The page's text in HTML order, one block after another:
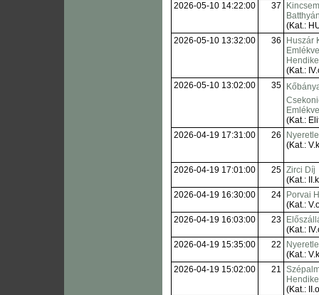
2026-05-10 14:22:00
37
(Kat.:
2026-05-10 13:32:00
36
Huszár
(Kat.:
2026-05-10 13:02:00
35
(Kat.:
2026-04-19 17:31:00
26
(Kat.:
2026-04-19 17:01:00 25 Zirci Díj
(Kat.:
2026-04-19 16:30:00
24
Porvai
(Kat.:
2026-04-19 16:03:00
23
(Kat.:
2026-04-19 15:35:00
22
(Kat.:
2026-04-19 15:02:00
21
(Kat.: